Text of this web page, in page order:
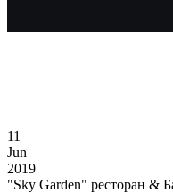
11
Jun
2019
"Sky Garden" ресторан &